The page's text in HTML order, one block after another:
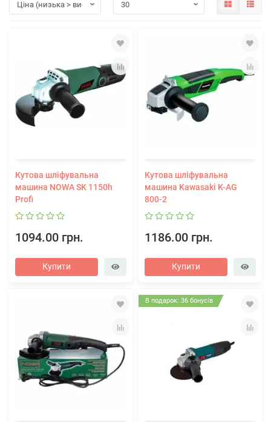
Кутова шліфувальна
машина NOWA SK 1150h
Profi
1094.00 грн.
Купити
Кутова шліфувальна
машина Kawasaki K-AG
800-2
1186.00 грн.
Купити
В подарок: 36 бонусів